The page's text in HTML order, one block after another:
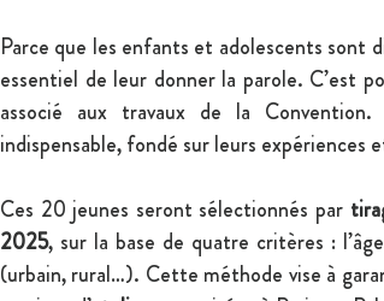
Parce que les enfants et adolescents sont
essentiel de leur donner la parole. C’est
associé aux travaux de la
indispensable, fondé sur leurs expériences
Ces 20 jeunes seront sélectionnés par
2025, sur la base de quatre critères :
(urbain, rural…). Cette méthode vise à